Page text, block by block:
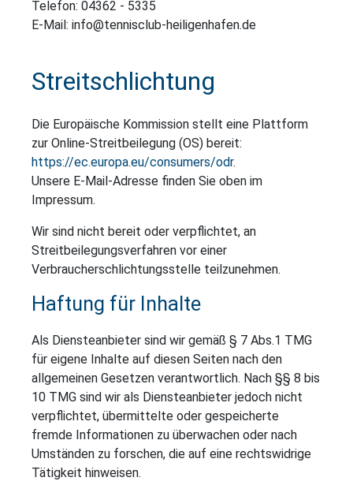
Telefon: 04362 - 5335
E-Mail: info@tennisclub-heiligenhafen.de
Streitschlichtung
Die Europäische Kommission stellt eine Plattform
zur Online-Streitbeilegung (OS) bereit:
https://ec.europa.eu/consumers/odr.
Unsere E-Mail-Adresse finden Sie oben im
Impressum.
Wir sind nicht bereit oder verpflichtet, an
Streitbeilegungsverfahren vor einer
Verbraucherschlichtungsstelle teilzunehmen.
Haftung für Inhalte
Als Diensteanbieter sind wir gemäß § 7 Abs.1 TMG
für eigene Inhalte auf diesen Seiten nach den
allgemeinen Gesetzen verantwortlich. Nach §§ 8 bis
10 TMG sind wir als Diensteanbieter jedoch nicht
verpflichtet, übermittelte oder gespeicherte
fremde Informationen zu überwachen oder nach
Umständen zu forschen, die auf eine rechtswidrige
Tätigkeit hinweisen.